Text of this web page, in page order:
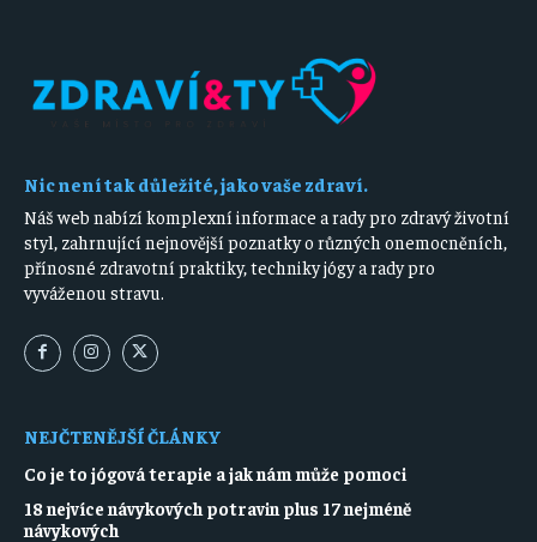
Nic není tak důležité, jako vaše zdraví.
Náš web nabízí komplexní informace a rady pro zdravý životní
styl, zahrnující nejnovější poznatky o různých onemocněních,
přínosné zdravotní praktiky, techniky jógy a rady pro
vyváženou stravu.
NEJČTENĚJŠÍ ČLÁNKY
Co je to jógová terapie a jak nám může pomoci
18 nejvíce návykových potravin plus 17 nejméně
návykových